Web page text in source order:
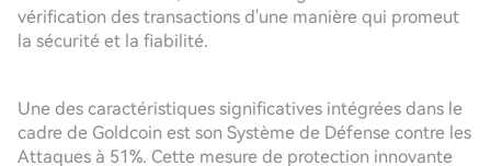
vérification des transactions d'une manière qui promeut
la sécurité et la fiabilité.
Une des caractéristiques significatives intégrées dans le
cadre de Goldcoin est son Système de Défense contre les
Attaques à 51%. Cette mesure de protection innovante